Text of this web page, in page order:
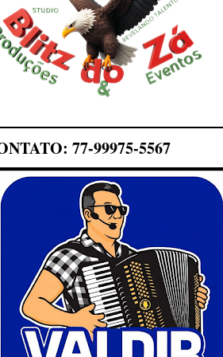
77-99975-5567